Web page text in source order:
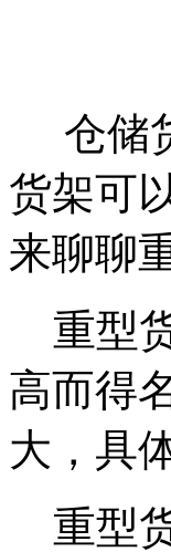
仓储
货架可
来聊聊
重型
高而得
大，具
重型